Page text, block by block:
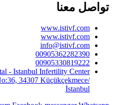
تواصل معنا
www.istivf.com
www.istivf.com
info@istivf.com
00905362282390
00905330819222
- Istanbul Infertility Center
34307 Küçükçekmece/
İstanbul